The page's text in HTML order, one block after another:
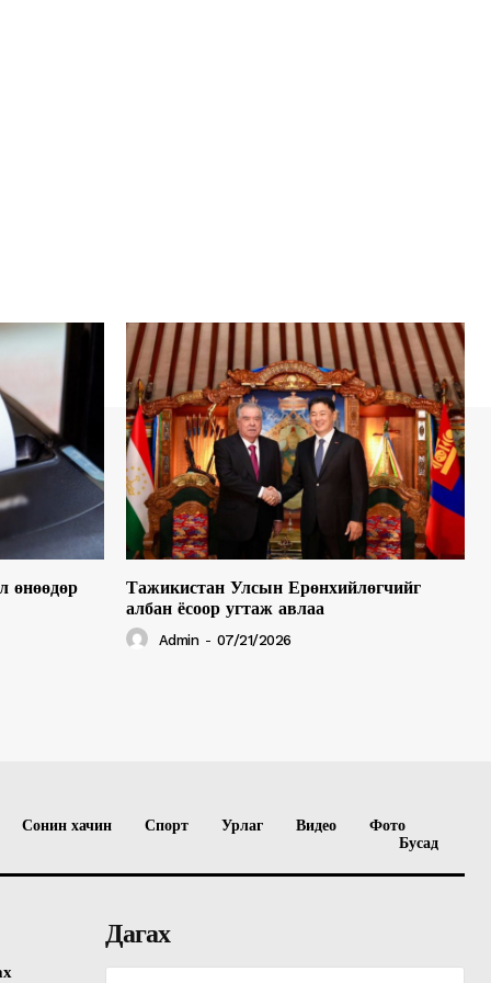
өнөөдөр
Тажикистан Улсын Ерөнхийлөгчийг
албан ёсоор угтаж авлаа
Admin - 07/21/2026
Сонин хачин Спорт Урлаг Видео
Фото
Бусад
Дагах